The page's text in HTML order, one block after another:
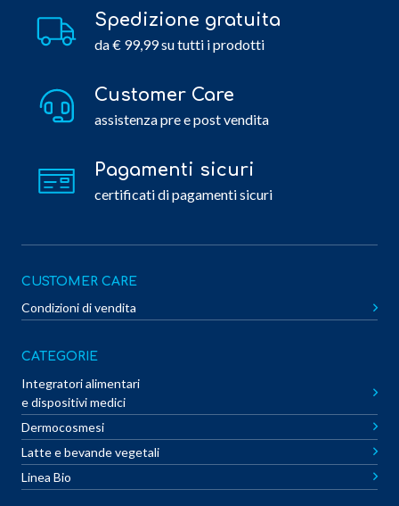
Spedizione gratuita
da € 99,99 su tutti i prodotti
Customer Care
assistenza pre e post vendita
Pagamenti sicuri
certificati di pagamenti sicuri
CUSTOMER CARE
Condizioni di vendita
CATEGORIE
Integratori alimentari
e dispositivi medici
Dermocosmesi
Latte e bevande vegetali
Linea Bio